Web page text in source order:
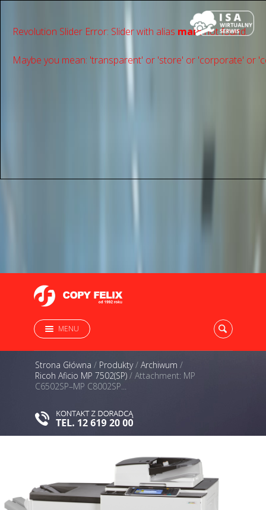
Revolution Slider Error: Slider with alias mainnot found.
Maybe you mean: 'transparent' or 'store' or 'сorporate' or
MENU
Strona Główna / Produkty/ Archiwum /
Ricoh Aficio MP 7502(SP) / Attachment: MP
C6502SP–MP C8002SP...